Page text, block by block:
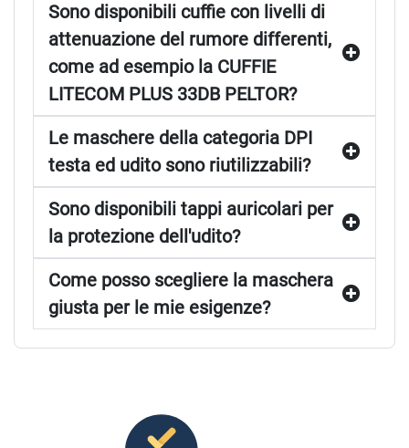
Sono disponibili cuffie con livelli di
attenuazione del rumore differenti,
come ad esempio la CUFFIE
LITECOM PLUS 33DB PELTOR?
Le maschere della categoria DPI
testa ed udito sono riutilizzabili?
Sono disponibili tappi auricolari per
la protezione dell'udito?
Come posso scegliere la maschera
giusta per le mie esigenze?